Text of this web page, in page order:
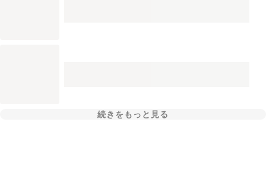
続きをもっと見る